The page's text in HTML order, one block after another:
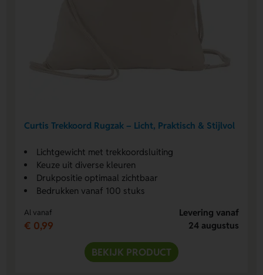
Curtis Trekkoord Rugzak – Licht, Praktisch & Stijlvol
Lichtgewicht met trekkoordsluiting
Keuze uit diverse kleuren
Drukpositie optimaal zichtbaar
Bedrukken vanaf 100 stuks
Al vanaf
€ 0,99
Levering vanaf
24 augustus
BEKIJK PRODUCT